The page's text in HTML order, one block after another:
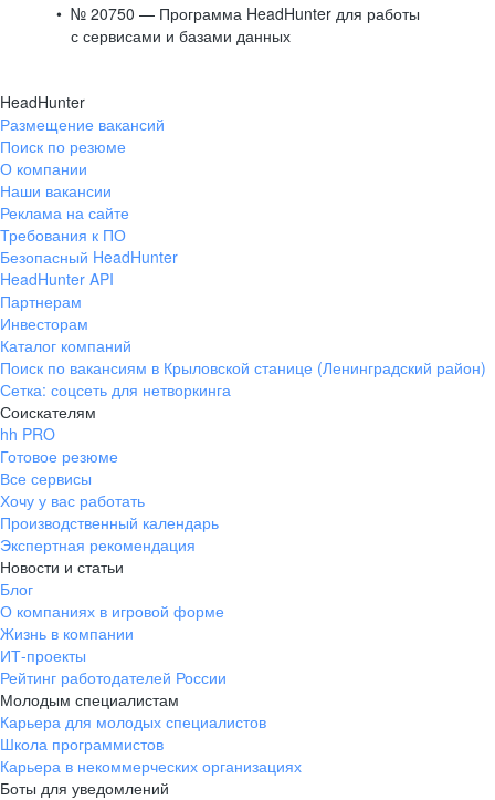
№ 20750 — Программа HeadHunter для работы
с сервисами и базами данных
HeadHunter
Размещение вакансий
Поиск по резюме
О компании
Наши вакансии
Реклама на сайте
Требования к ПО
Безопасный HeadHunter
HeadHunter API
Партнерам
Инвесторам
Каталог компаний
Поиск по вакансиям в Крыловской станице (Ленинградский район)
Сетка: соцсеть для нетворкинга
Соискателям
hh PRO
Готовое резюме
Все сервисы
Хочу у вас работать
Производственный календарь
Экспертная рекомендация
Новости и статьи
Блог
О компаниях в игровой форме
Жизнь в компании
ИТ-проекты
Рейтинг работодателей России
Молодым специалистам
Карьера для молодых специалистов
Школа программистов
Карьера в некоммерческих организациях
Боты для уведомлений